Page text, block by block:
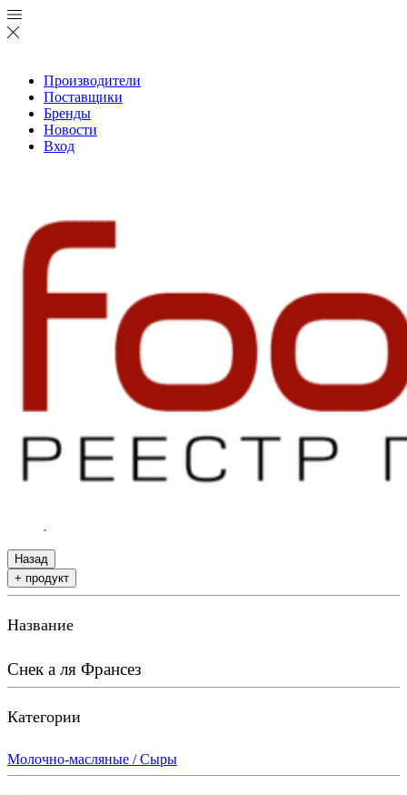
Производители
Поставщики
Бренды
Новости
Вход
Назад
+ продукт
Название
Снек а ля Франсез
Категории
Молочно-масляные / Сыры